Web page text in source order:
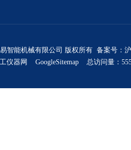
智能机械有限公司 版权所有 备案号：
仪器网 GoogleSitemap 总访问量：